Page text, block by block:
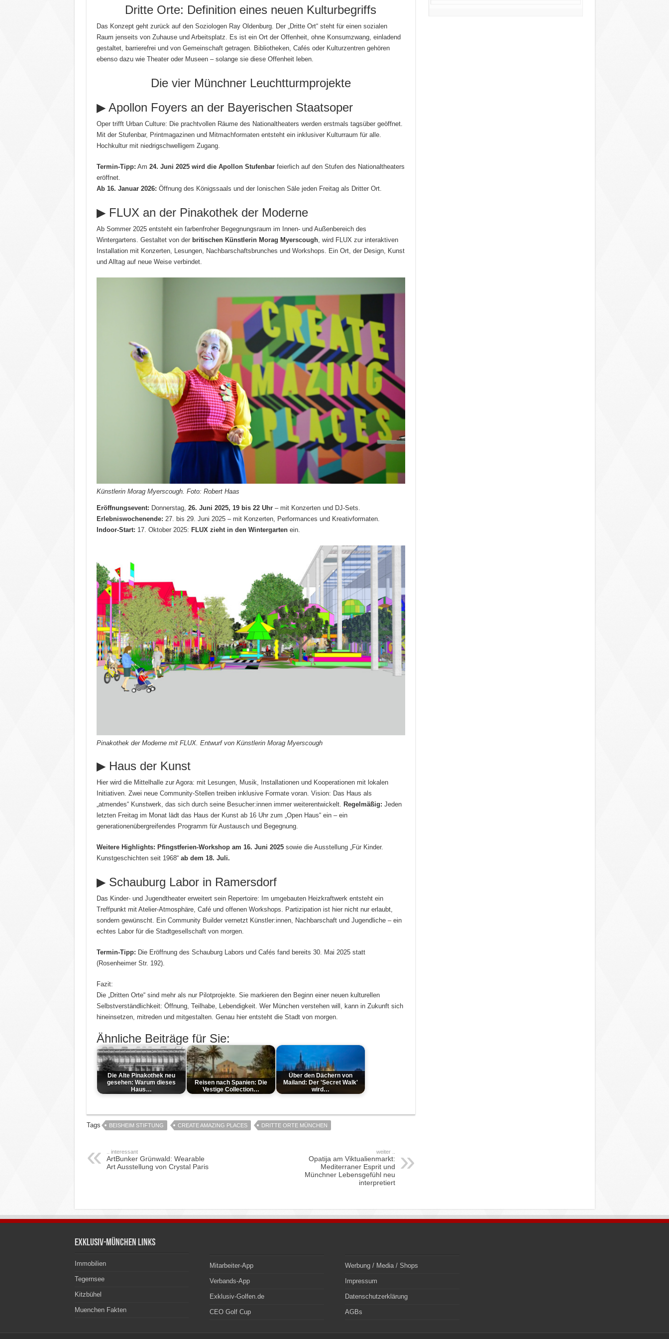
Dritte Orte: Definition eines neuen Kulturbegriffs
Das Konzept geht zurück auf den Soziologen Ray Oldenburg. Der „Dritte Ort“ steht für einen sozialen
Raum jenseits von Zuhause und Arbeitsplatz. Es ist ein Ort der Offenheit, ohne Konsumzwang, einladend
gestaltet, barrierefrei und von Gemeinschaft getragen. Bibliotheken, Cafés oder Kulturzentren gehören
ebenso dazu wie Theater oder Museen – solange sie diese Offenheit leben.
Die vier Münchner Leuchtturmprojekte
▶ Apollon Foyers an der Bayerischen Staatsoper
Oper trifft Urban Culture: Die prachtvollen Räume des Nationaltheaters werden erstmals tagsüber geöffnet.
Mit der Stufenbar, Printmagazinen und Mitmachformaten entsteht ein inklusiver Kulturraum für alle.
Hochkultur mit niedrigschwelligem Zugang.
Termin-Tipp: Am 24. Juni 2025 wird die Apollon Stufenbarfeierlich auf den Stufen des Nationaltheaters
eröffnet.
Ab 16. Januar 2026: Öffnung des Königssaals und der Ionischen Säle jeden Freitag als Dritter Ort.
▶ FLUX an der Pinakothek der Moderne
Ab Sommer 2025 entsteht ein farbenfroher Begegnungsraum im Innen- und Außenbereich des
Wintergartens. Gestaltet von der britischen Künstlerin Morag Myerscough, wird FLUX zur interaktiven
Installation mit Konzerten, Lesungen, Nachbarschaftsbrunches und Workshops. Ein Ort, der Design, Kunst
und Alltag auf neue Weise verbindet.
Künstlerin Morag Myerscough. Foto: Robert Haas
Eröffnungsevent: Donnerstag, 26. Juni 2025, 19 bis 22 Uhr– mit Konzerten und DJ-Sets.
Erlebniswochenende: 27. bis 29. Juni 2025 – mit Konzerten, Performances und Kreativformaten.
Indoor-Start: 17. Oktober 2025: FLUX zieht in den Wintergartenein.
Pinakothek der Moderne mit FLUX. Entwurf von Künstlerin Morag Myerscough
▶ Haus der Kunst
Hier wird die Mittelhalle zur Agora: mit Lesungen, Musik, Installationen und Kooperationen mit lokalen
Initiativen. Zwei neue Community-Stellen treiben inklusive Formate voran. Vision: Das Haus als
„atmendes“ Kunstwerk, das sich durch seine Besucher:innen immer weiterentwickelt. Regelmäßig: Jeden
letzten Freitag im Monat lädt das Haus der Kunst ab 16 Uhr zum „Open Haus“ ein – ein
generationenübergreifendes Programm für Austausch und Begegnung.
Weitere Highlights: Pfingstferien-Workshop am 16. Juni 2025sowie die Ausstellung „Für Kinder.
Kunstgeschichten seit 1968“ ab dem 18. Juli.
▶ Schauburg Labor in Ramersdorf
Das Kinder- und Jugendtheater erweitert sein Repertoire: Im umgebauten Heizkraftwerk entsteht ein
Treffpunkt mit Atelier-Atmosphäre, Café und offenen Workshops. Partizipation ist hier nicht nur erlaubt,
sondern gewünscht. Ein Community Builder vernetzt Künstler:innen, Nachbarschaft und Jugendliche – ein
echtes Labor für die Stadtgesellschaft von morgen.
Termin-Tipp: Die Eröffnung des Schauburg Labors und Cafés fand bereits 30. Mai 2025 statt
(Rosenheimer Str. 192).
Fazit:
Die „Dritten Orte“ sind mehr als nur Pilotprojekte. Sie markieren den Beginn einer neuen kulturellen
Selbstverständlichkeit: Öffnung, Teilhabe, Lebendigkeit. Wer München verstehen will, kann in Zukunft sich
hineinsetzen, mitreden und mitgestalten. Genau hier entsteht die Stadt von morgen.
Ähnliche Beiträge für Sie:
Die Alte Pinakothek neu
gesehen: Warum dieses
Haus…
Reisen nach Spanien: Die
Vestige Collection…
Über den Dächern von
Mailand: Der 'Secret Walk'
wird…
Tags BEISHEIM STIFTUNG CREATE AMAZING PLACES DRITTE ORTE MÜNCHEN
.. interessant
ArtBunker Grünwald: Wearable
Art Ausstellung von Crystal Paris
weiter ..
Opatija am Viktualienmarkt:
Mediterraner Esprit und
Münchner Lebensgefühl neu
interpretiert
Exklusiv-München Links
Immobilien
Tegernsee
Kitzbühel
Muenchen Fakten
Mitarbeiter-App
Verbands-App
Exklusiv-Golfen.de
CEO Golf Cup
Werbung / Media / Shops
Impressum
Datenschutzerklärung
AGBs